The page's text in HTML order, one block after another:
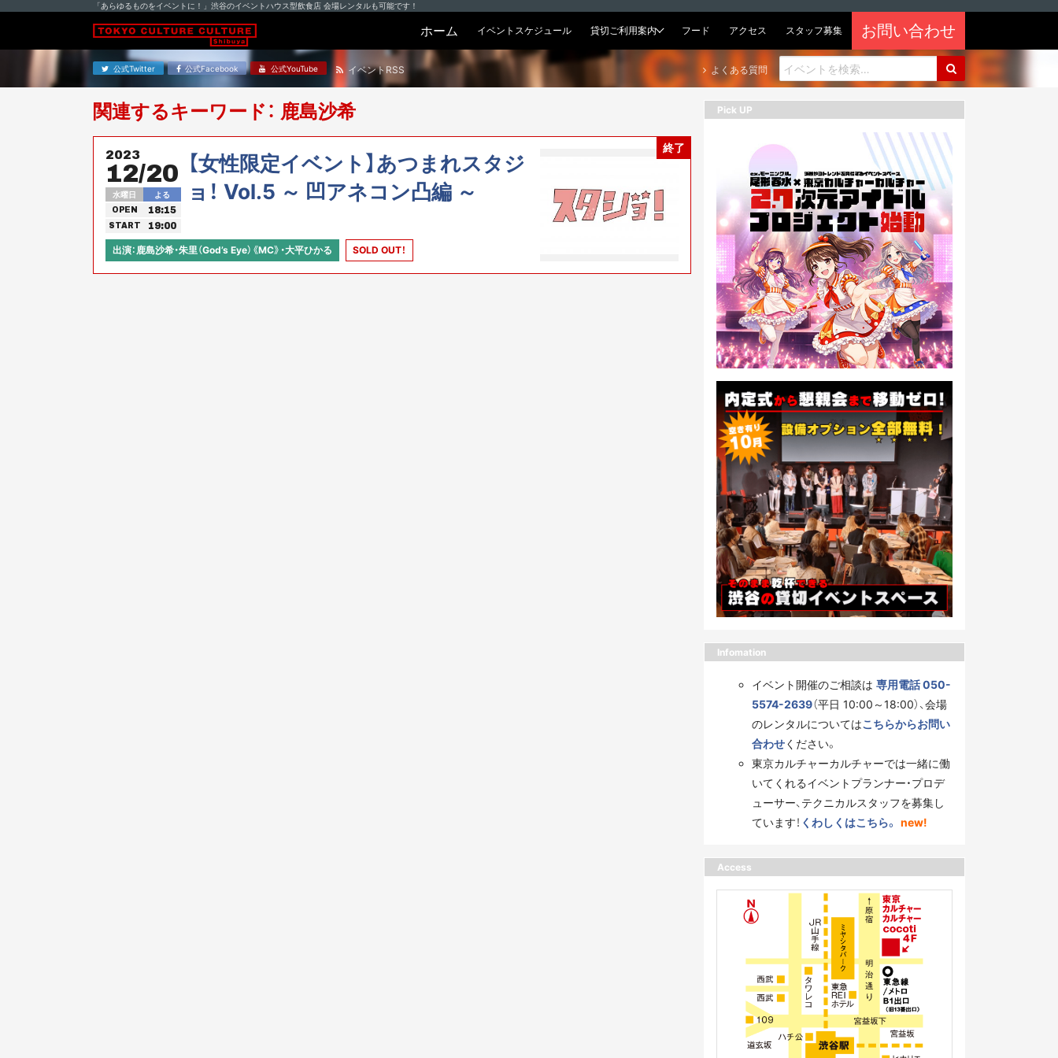
「あらゆるものをイベントに！」渋谷のイベントハウス型飲食店 会場レンタルも可能です！
ホーム イベントスケジュール 貸切ご利用案内 フード アクセス スタッフ募集 お問い合わせ
公式Twitter 公式Facebook 公式YouTube イベントRSS よくある質問
関連するキーワード： 鹿島沙希
終了
2023
12/20
水曜日 よる
OPEN 18:15
START 19:00
【女性限定イベント】あつまれスタジ
ョ！ Vol.5 ～ 凹アネコン凸編 ～
出演：鹿島沙希・朱里（God’s Eye）《MC》・大平ひかる SOLD OUT！
Pick UP
Infomation
イベント開催のご相談は 専用電話 050-
5574-2639（平日 10:00～18:00）、会場
のレンタルについてはこちらからお問い
合わせください。
東京カルチャーカルチャーでは一緒に働
いてくれるイベントプランナー・プロデ
ューサー、テクニカルスタッフを募集し
ています！ くわしくはこちら。 new!
Access